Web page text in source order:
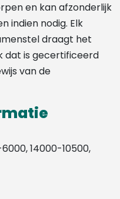
en kan afzonderlijk
indien nodig. Elk
draagt het
dat is gecertificeerd
van de
14000-10500,